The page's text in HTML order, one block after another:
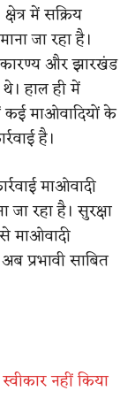
में सक्रिय
जा रहा है।
और झारखंड
हाल ही में
माओवादियों के
है।
माओवादी
रहा है। सुरक्षा
माओवादी
प्रभावी साबित
नहीं किया